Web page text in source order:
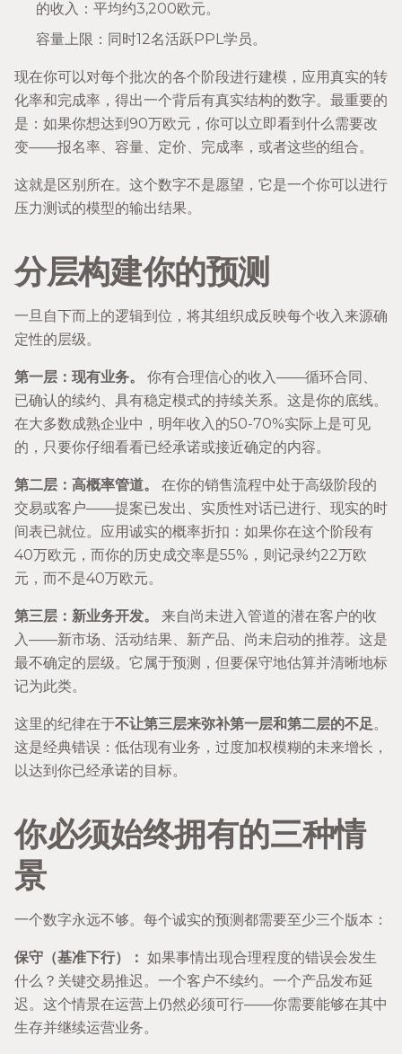
的收入：平均约3,200欧元。
容量上限：同时12名活跃PPL学员。
现在你可以对每个批次的各个阶段进行建模，应用真实的转
化率和完成率，得出一个背后有真实结构的数字。最重要的
是：如果你想达到90万欧元，你可以立即看到什么需要改
变——报名率、容量、定价、完成率，或者这些的组合。
这就是区别所在。这个数字不是愿望，它是一个你可以进行
压力测试的模型的输出结果。
分层构建你的预测
一旦自下而上的逻辑到位，将其组织成反映每个收入来源确
定性的层级。
第一层：现有业务。
你有合理信心的收入——循环合同、
已确认的续约、具有稳定模式的持续关系。这是你的底线。
在大多数成熟企业中，明年收入的50-70%实际上是可见
的，只要你仔细看看已经承诺或接近确定的内容。
第二层：高概率管道。
在你的销售流程中处于高级阶段的
交易或客户——提案已发出、实质性对话已进行、现实的时
间表已就位。应用诚实的概率折扣：如果你在这个阶段有
40万欧元，而你的历史成交率是55%，则记录约22万欧
元，而不是40万欧元。
第三层：新业务开发。
来自尚未进入管道的潜在客户的收
入——新市场、活动结果、新产品、尚未启动的推荐。这是
最不确定的层级。它属于预测，但要保守地估算并清晰地标
记为此类。
这里的纪律在于不让第三层来弥补第一层和第二层的不足。
这是经典错误：低估现有业务，过度加权模糊的未来增长，
以达到你已经承诺的目标。
你必须始终拥有的三种情
景
一个数字永远不够。每个诚实的预测都需要至少三个版本：
保守（基准下行）： 如果事情出现合理程度的错误会发生
什么？关键交易推迟。一个客户不续约。一个产品发布延
迟。这个情景在运营上仍然必须可行——你需要能够在其中
生存并继续运营业务。